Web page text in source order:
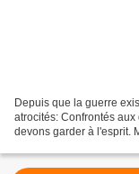
Depuis que la guerre
atrocités: Confrontés
devons garder à l'esprit.